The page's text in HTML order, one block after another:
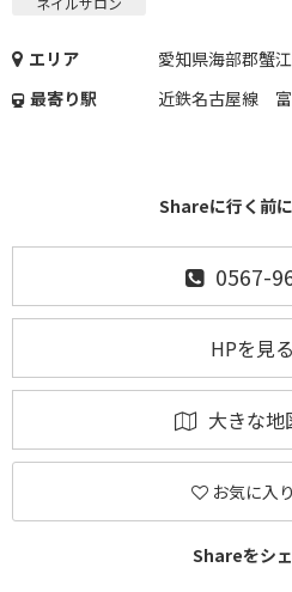
エリア
愛知県海部郡蟹
最寄り駅
近鉄名古屋線
Shareに行く前
0567-
HPを見る
大きな地
お気に入
Shareをシ